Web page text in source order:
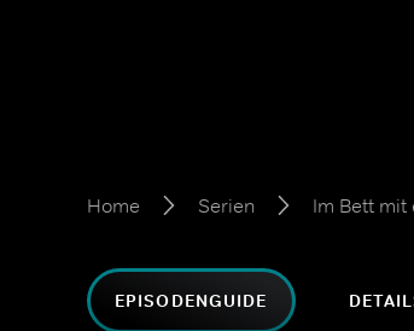
Home Serien Im Bett mit
EPISODENGUIDE